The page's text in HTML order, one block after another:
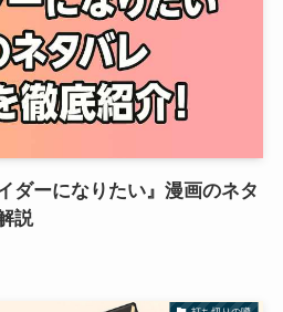
ダーになりたい』漫画のネタ
説